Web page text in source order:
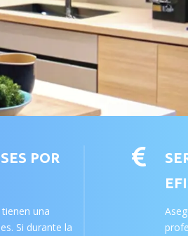
POR
una
Si durante la
